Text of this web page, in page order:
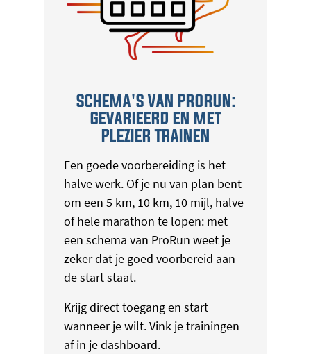
SCHEMA'S VAN PRORUN:
GEVARIEERD EN MET
PLEZIER TRAINEN
Een goede voorbereiding is het
halve werk. Of je nu van plan bent
om een 5 km, 10 km, 10 mijl, halve
of hele marathon te lopen: met
een schema van ProRun weet je
zeker dat je goed voorbereid aan
de start staat.
Krijg direct toegang en start
wanneer je wilt. Vink je trainingen
af in je dashboard.